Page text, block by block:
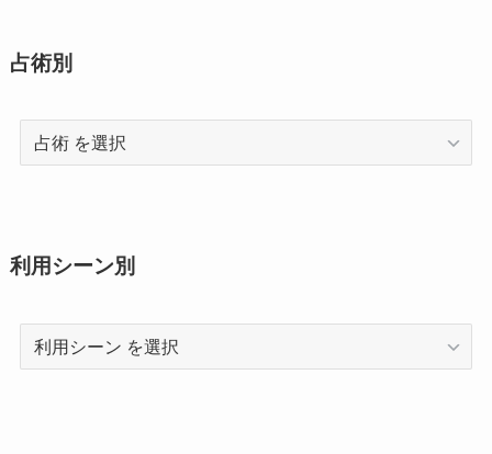
占術別
術
利用シーン別
利
用